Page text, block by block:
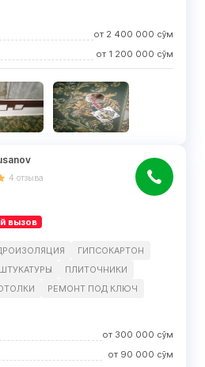
от 2 400 000 сўм
от 1 200 000 сўм
4 отзыва
вызов
ГИПСОКАРТОН
ПЛИТОЧНИКИ
РЕМОНТ ПОД КЛЮЧ
от 300 000 сўм
от 90 000 сўм